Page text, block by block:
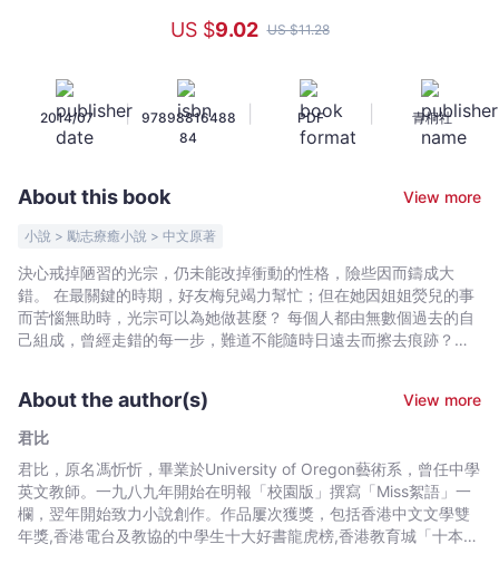
2
-
比
-
Bookniverse
US $9.02 US $11.28
2014/07 |
97898816488
84
PDF 青桐社
About this book View more
小說 > 勵志療癒小說 > 中文原著
決心戒掉陋習的光宗，仍未能改掉衝動的性格，險些因而鑄成大
錯。 在最關鍵的時期，好友梅兒竭力幫忙；但在她因姐姐熒兒的事
而苦惱無助時，光宗可以為她做甚麼？ 每個人都由無數個過去的自
己組成，曾經走錯的每一步，難道不能隨時日遠去而擦去痕跡？熒
About the author(s)
View more
君比
君比，原名馮忻忻，畢業於University of Oregon藝術系，曾任中學
英文教師。一九八九年開始在明報「校園版」撰寫「Miss絮語」一
欄，翌年開始致力小說創作。作品屢次獲獎，包括香港中文文學雙
年獎,香港電台及教協的中學生十大好書龍虎榜,香港教育城「十本好